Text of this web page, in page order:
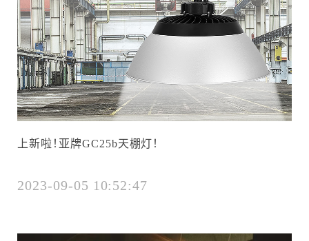
上新啦！亚牌GC25b天棚灯！
2023-09-05 10:52:47